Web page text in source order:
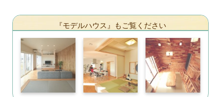
『モデルハウス』もご覧ください